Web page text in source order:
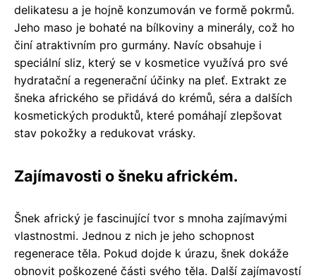
delikatesu a je hojně konzumován ve formě pokrmů.
Jeho maso je bohaté na bílkoviny a minerály, což ho
činí atraktivním pro gurmány. Navíc obsahuje i
speciální sliz, který se v kosmetice využívá pro své
hydratační a regenerační účinky na pleť. Extrakt ze
šneka afrického se přidává do krémů, séra a dalších
kosmetických produktů, které pomáhají zlepšovat
stav pokožky a redukovat vrásky.
Zajímavosti o šneku africkém.
Šnek africký je fascinující tvor s mnoha zajímavými
vlastnostmi. Jednou z nich je jeho schopnost
regenerace těla. Pokud dojde k úrazu, šnek dokáže
obnovit poškozené části svého těla. Další zajímavostí